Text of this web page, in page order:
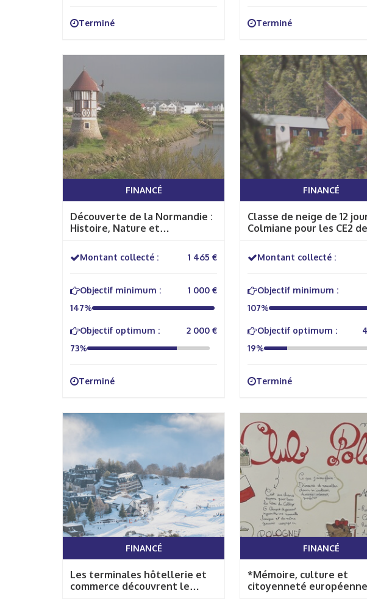
Terminé Terminé
FINANCÉ
Découverte de la Normandie :
Histoire, Nature et
Montant collecté : 1 465 €
Objectif minimum :
1 000 €
147%
Objectif optimum :
2 000 €
73%
Terminé
FINANCÉ
Classe de neige de 12
Colmiane pour les CE2 de
Montant collecté :
Objectif minimum :
107%
Objectif optimum :
19%
Terminé
FINANCÉ
Les terminales hôtellerie et
commerce découvrent le
FINANCÉ
*Mémoire, culture et
citoyenneté